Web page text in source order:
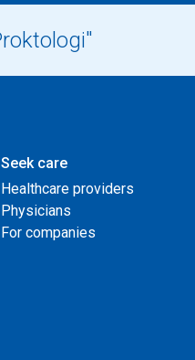
Seek care
Healthcare providers
Physicians
For companies